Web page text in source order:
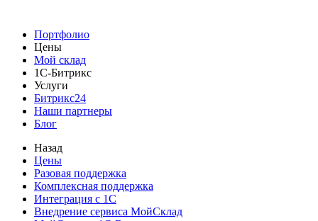
Портфолио
Цены
Мой склад
1С-Битрикс
Услуги
Битрикс24
Наши партнеры
Блог
Назад
Цены
Разовая поддержка
Комплексная поддержка
Интеграция с 1С
Внедрение сервиса МойСклад